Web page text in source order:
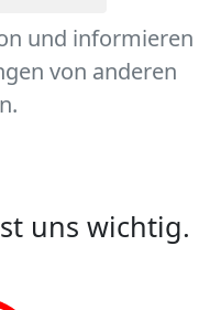
und informieren
von anderen
uns wichtig.